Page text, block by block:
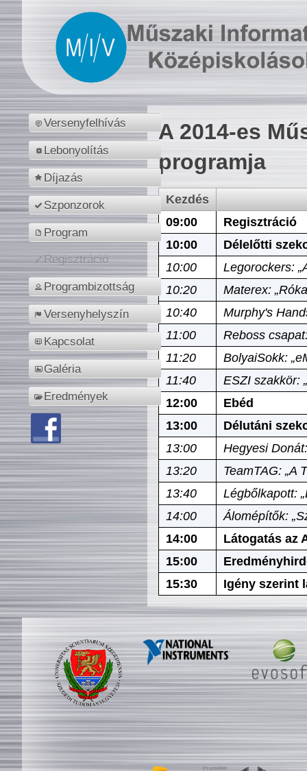
Versenyfelhívás
Lebonyolítás
Díjazás
Szponzorok
Program
Regisztráció
Programbizottság
Versenyhelyszín
Kapcsolat
Galéria
Eredmények
A 2014-es
programja
Kezdés
09:00
Regisztráció
10:00
Délelőtti
10:00
Legorockers:
10:20
Materex:
10:40
Murphy's
11:00
Reboss
11:20
BolyaiSokk:
11:40
ESZI szakkör:
12:00
Ebéd
13:00
Délutáni
13:00
Hegyesi
13:20
TeamTAG: „A
13:40
Légbőlkapott:
14:00
Álomépítők:
14:00
Látogatás az
15:00
15:30
Igény szerint